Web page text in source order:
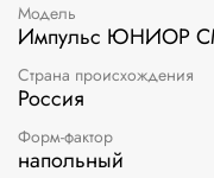
Модель
Импульс ЮНИОР
Страна происхождения
Россия
Форм-фактор
напольный